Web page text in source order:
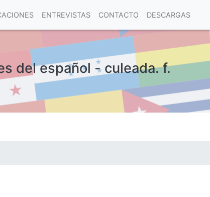
ENTREVISTAS CONTACTO DESCARGAS
del español - culeada. f.